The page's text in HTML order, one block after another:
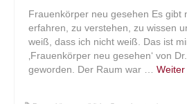
Portrait
Über mich
Vita
Frauenkörper neu gesehen Es gibt
erfahren, zu verstehen, zu wissen
weiß, dass ich nicht weiß. Das ist
‚Frauenkörper neu gesehen‘ von
geworden. Der Raum war … Weiter